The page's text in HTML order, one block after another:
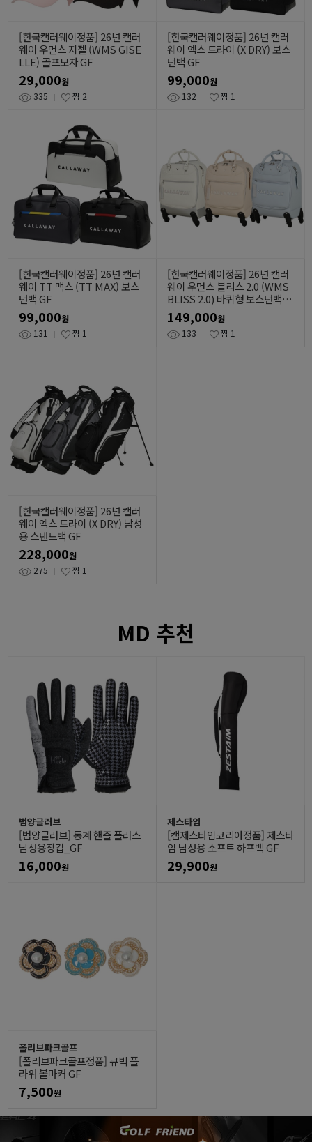
[한국캘러웨이정품] 26년 캘러
웨이 우먼스 지젤 (WMS GISE
LLE) 골프모자 GF
29,000원
335
찜 2
[한국캘러웨이정품] 26년 캘러
웨이 엑스 드라이 (X DRY) 보스
턴백 GF
99,000원
132
찜 1
[한국캘러웨이정품] 26년 캘러
웨이 TT 맥스 (TT MAX) 보스
턴백 GF
99,000원
131
찜 1
[한국캘러웨이정품] 26년 캘러
웨이 우먼스 블리스 2.0 (WMS
BLISS 2.0) 바퀴형 보스턴백 G
F
149,000원
133
찜 1
[한국캘러웨이정품] 26년 캘러
웨이 엑스 드라이 (X DRY) 남성
용 스탠드백 GF
228,000원
275
찜 1
MD 추천
범양글러브
[범양글러브] 동계 핸즐 플러스
남성용장갑_GF
16,000원
제스타임
[캠제스타임코리아정품] 제스타
임 남성용 소프트 하프백 GF
29,900원
폴리브파크골프
[폴리브파크골프정품] 큐빅 플
라워 볼마커 GF
7,500원